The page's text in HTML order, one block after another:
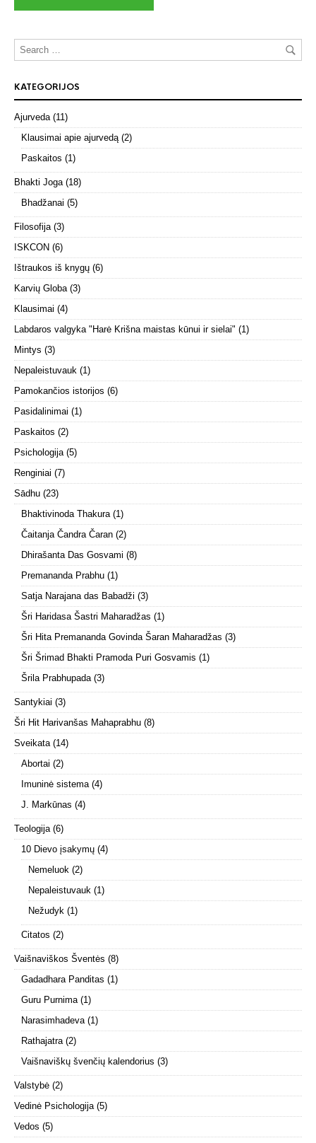
KATEGORIJOS
Ajurveda (11)
Klausimai apie ajurvedą (2)
Paskaitos (1)
Bhakti Joga (18)
Bhadžanai (5)
Filosofija (3)
ISKCON (6)
Ištraukos iš knygų (6)
Karvių Globa (3)
Klausimai (4)
Labdaros valgyka "Harė Krišna maistas kūnui ir sielai" (1)
Mintys (3)
Nepaleistuvauk (1)
Pamokančios istorijos (6)
Pasidalinimai (1)
Paskaitos (2)
Psichologija (5)
Renginiai (7)
Sādhu (23)
Bhaktivinoda Thakura (1)
Čaitanja Čandra Čaran (2)
Dhirašanta Das Gosvami (8)
Premananda Prabhu (1)
Satja Narajana das Babadži (3)
Šri Haridasa Šastri Maharadžas (1)
Šri Hita Premananda Govinda Šaran Maharadžas (3)
Šri Šrimad Bhakti Pramoda Puri Gosvamis (1)
Šrila Prabhupada (3)
Santykiai (3)
Šri Hit Harivanšas Mahaprabhu (8)
Sveikata (14)
Abortai (2)
Imuninė sistema (4)
J. Markūnas (4)
Teologija (6)
10 Dievo įsakymų (4)
Nemeluok (2)
Nepaleistuvauk (1)
Nežudyk (1)
Citatos (2)
Vaišnaviškos Šventės (8)
Gadadhara Panditas (1)
Guru Purnima (1)
Narasimhadeva (1)
Rathajatra (2)
Vaišnaviškų švenčių kalendorius (3)
Valstybė (2)
Vedinė Psichologija (5)
Vedos (5)